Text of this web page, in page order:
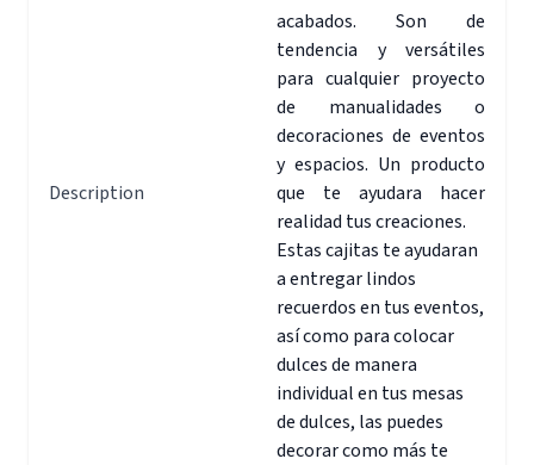
Description
acabados. Son de
tendencia y versátiles
para cualquier proyecto
de manualidades o
decoraciones de eventos
y espacios. Un producto
que te ayudara hacer
realidad tus creaciones.
Estas cajitas te ayudaran
a entregar lindos
recuerdos en tus eventos,
así como para colocar
dulces de manera
individual en tus mesas
de dulces, las puedes
decorar como más te